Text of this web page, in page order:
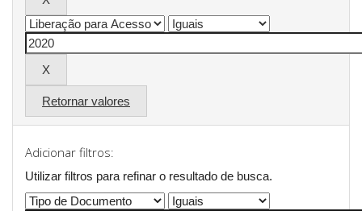
Retornar valores
Adicionar filtros:
Utilizar filtros para refinar o resultado de busca.